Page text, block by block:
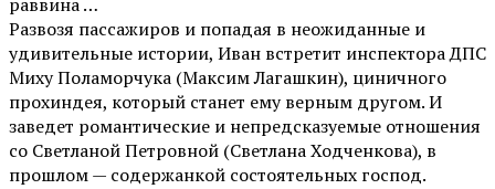
Развозя пассажиров и попадая в неожиданные и
удивительные истории, Иван встретит инспектора ДПС
Миху Поламорчука (Максим Лагашкин), циничного
прохиндея, который станет ему верным другом. И
заведет романтические и непредсказуемые отношения
со Светланой Петровной (Светлана Ходченкова), в
прошлом — содержанкой состоятельных господ.